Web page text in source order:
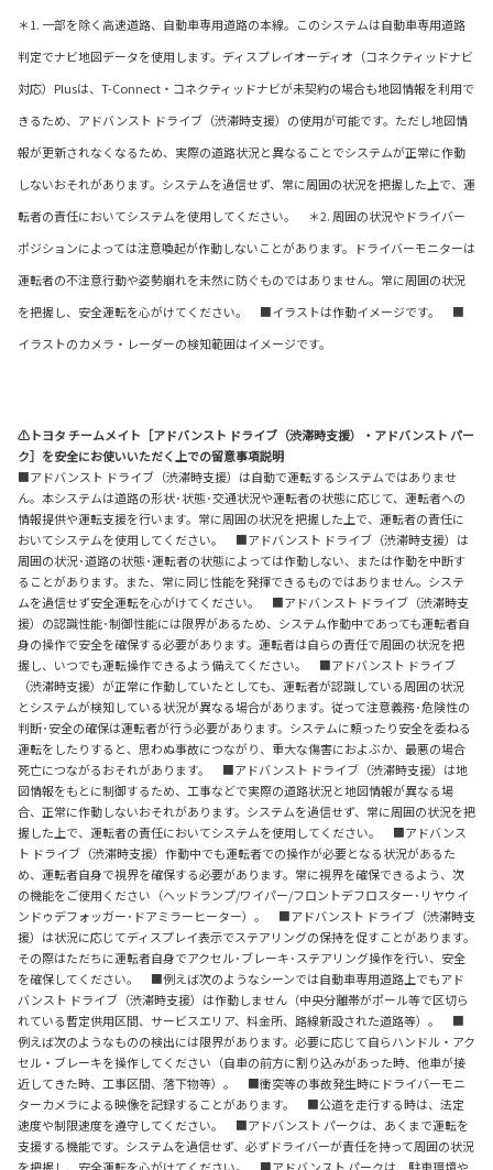
＊1. 一部を除く高速道路、自動車専用道路の本線。このシステムは自動車専用道路
判定でナビ地図データを使用します。ディスプレイオーディオ（コネクティッドナビ
対応）Plusは、T-Connect・コネクティッドナビが未契約の場合も地図情報を利用で
きるため、アドバンスト ドライブ（渋滞時支援）の使用が可能です。ただし地図情
報が更新されなくなるため、実際の道路状況と異なることでシステムが正常に作動
しないおそれがあります。システムを過信せず、常に周囲の状況を把握した上で、運
転者の責任においてシステムを使用してください。 ＊2. 周囲の状況やドライバー
ポジションによっては注意喚起が作動しないことがあります。ドライバーモニターは
運転者の不注意行動や姿勢崩れを未然に防ぐものではありません。常に周囲の状況
を把握し、安全運転を心がけてください。 ■イラストは作動イメージです。 ■
イラストのカメラ・レーダーの検知範囲はイメージです。
⚠トヨタ チームメイト［アドバンスト ドライブ（渋滞時支援）・アドバンスト パー
ク］を安全にお使いいただく上での留意事項説明
■アドバンスト ドライブ（渋滞時支援）は自動で運転するシステムではありませ
ん。本システムは道路の形状･状態･交通状況や運転者の状態に応じて、運転者への
情報提供や運転支援を行います。常に周囲の状況を把握した上で、運転者の責任に
おいてシステムを使用してください。 ■アドバンスト ドライブ（渋滞時支援）は
周囲の状況･道路の状態･運転者の状態によっては作動しない、または作動を中断す
ることがあります。また、常に同じ性能を発揮できるものではありません。システ
ムを過信せず安全運転を心がけてください。 ■アドバンスト ドライブ（渋滞時支
援）の認識性能･制御性能には限界があるため、システム作動中であっても運転者自
身の操作で安全を確保する必要があります。運転者は自らの責任で周囲の状況を把
握し、いつでも運転操作できるよう備えてください。 ■アドバンスト ドライブ
（渋滞時支援）が正常に作動していたとしても、運転者が認識している周囲の状況
とシステムが検知している状況が異なる場合があります。従って注意義務･危険性の
判断･安全の確保は運転者が行う必要があります。システムに頼ったり安全を委ねる
運転をしたりすると、思わぬ事故につながり、重大な傷害におよぶか、最悪の場合
死亡につながるおそれがあります。 ■アドバンスト ドライブ（渋滞時支援）は地
図情報をもとに制御するため、工事などで実際の道路状況と地図情報が異なる場
合、正常に作動しないおそれがあります。システムを過信せず、常に周囲の状況を把
握した上で、運転者の責任においてシステムを使用してください。 ■アドバンス
ト ドライブ（渋滞時支援）作動中でも運転者での操作が必要となる状況があるた
め、運転者自身で視界を確保する必要があります。常に視界を確保できるよう、次
の機能をご使用ください（ヘッドランプ/ワイパー/フロントデフロスター･リヤウイ
ンドゥデフォッガー･ドアミラーヒーター）。 ■アドバンスト ドライブ（渋滞時支
援）は状況に応じてディスプレイ表示でステアリングの保持を促すことがあります。
その際はただちに運転者自身でアクセル･ブレーキ･ステアリング操作を行い、安全
を確保してください。 ■例えば次のようなシーンでは自動車専用道路上でもアド
バンスト ドライブ（渋滞時支援）は作動しません（中央分離帯がポール等で区切ら
れている暫定供用区間、サービスエリア、料金所、路線新設された道路等）。 ■
例えば次のようなものの検出には限界があります。必要に応じて自らハンドル・アク
セル・ブレーキを操作してください（自車の前方に割り込みがあった時、他車が接
近してきた時、工事区間、落下物等）。 ■衝突等の事故発生時にドライバーモニ
ターカメラによる映像を記録することがあります。 ■公道を走行する時は、法定
速度や制限速度を遵守してください。 ■アドバンスト パークは、あくまで運転を
支援する機能です。システムを過信せず、必ずドライバーが責任を持って周囲の状況
を把握し、安全運転を心がけてください。 ■アドバンスト パークは、駐車環境や